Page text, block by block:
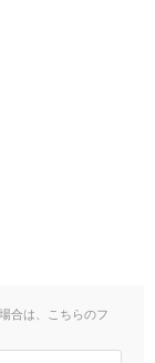
合は、こちらのフ